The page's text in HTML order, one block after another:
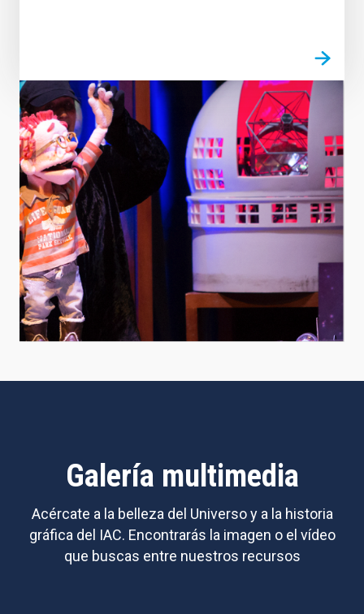
Galería multimedia
Acércate a la belleza del Universo y a la historia
gráfica del IAC. Encontrarás la imagen o el vídeo
que buscas entre nuestros recursos